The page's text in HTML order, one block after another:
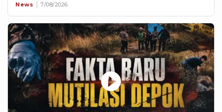
News 7/08/2026